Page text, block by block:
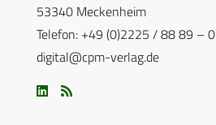
53340 Meckenheim
Telefon: +49 (0)2225 / 88 89 – 0
digital@cpm-verlag.de